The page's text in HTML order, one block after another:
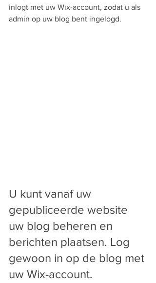
inlogt met uw Wix-account, zodat u als
admin op uw blog bent ingelogd.
U kunt vanaf uw
gepubliceerde website
uw blog beheren en
berichten plaatsen. Log
gewoon in op de blog met
uw Wix-account.